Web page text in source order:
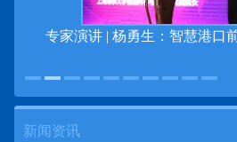
专家演讲 | 杨勇生：智慧港口
新闻资讯